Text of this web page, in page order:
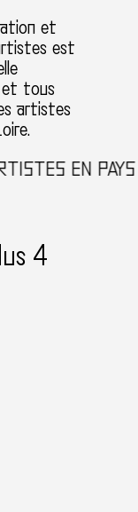
et
est
tous
artistes
EN
4